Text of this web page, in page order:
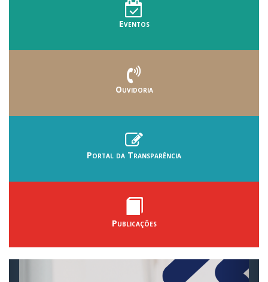
Eventos
Ouvidoria
Portal da Transparência
Publicações